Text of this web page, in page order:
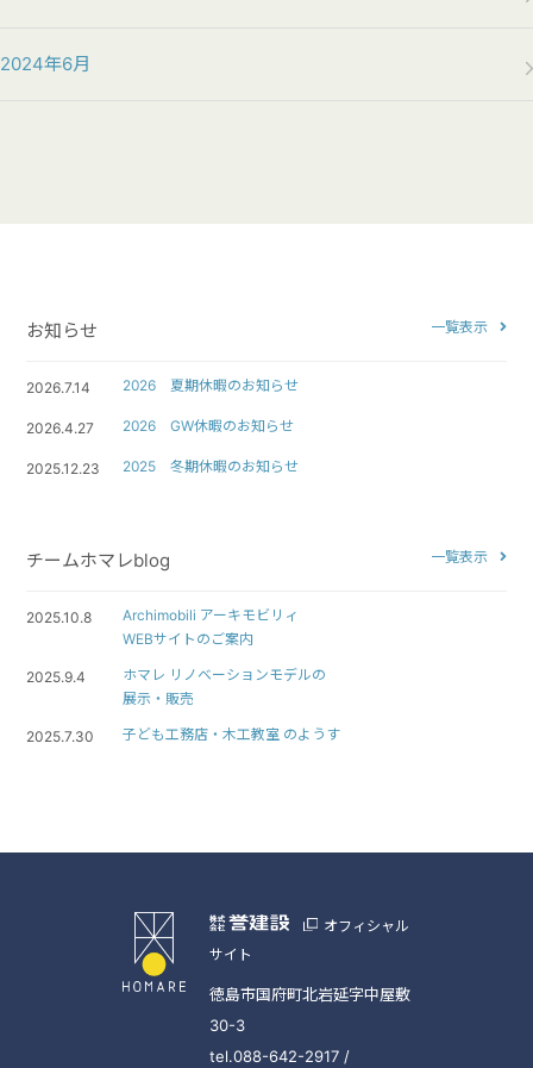
2024年6月
お知らせ 一覧表示
2026.7.14 2026 夏期休暇のお知らせ
2026.4.27 2026 GW休暇のお知らせ
2025.12.23 2025 冬期休暇のお知らせ
チームホマレblog 一覧表示
2025.10.8
Archimobili アーキモビリィ
WEBサイトのご案内
2025.9.4
ホマレ リノベーションモデルの
展示・販売
2025.7.30 子ども工務店・木工教室 のようす
オフィシャル
サイト
徳島市国府町北岩延字中屋敷
30-3
tel.088-642-2917 /